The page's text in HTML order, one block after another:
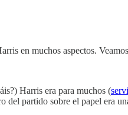
en muchos aspectos.
Harris era para muchos (
del partido sobre el papel era